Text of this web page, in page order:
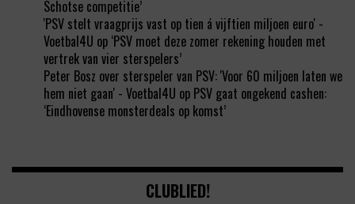
Schotse competitie’
'PSV stelt vraagprijs vast op tien á vijftien miljoen euro' -
Voetbal4U op ‘PSV moet deze zomer rekening houden met
vertrek van vier sterspelers’
Peter Bosz over sterspeler van PSV: 'Voor 60 miljoen laten we
hem niet gaan' - Voetbal4U op PSV gaat ongekend cashen:
‘Eindhovense monsterdeals op komst’
CLUBLIED!